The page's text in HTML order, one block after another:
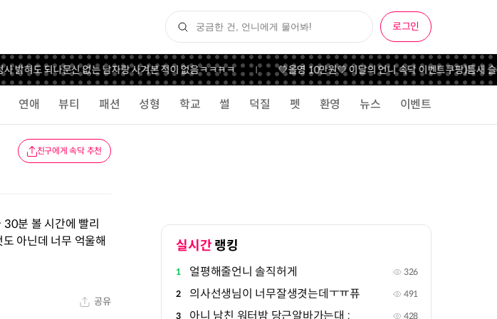
로그인
밝혀도 되나문신 없는 남자랑 사겨본 적이 없음ㅋㅋㅋㅋ 💚올영 10만원💚 이달의 언니 속닥 이벤트쿠팡)틈새 슬
연애 뷰티 패션 성형 학교 썰 덕질 펫 환영 뉴스 이벤트
친구에게 속닥 추천
분 볼 시간에 빨리
아닌데 너무 억울해
공유
실시간 랭킹
1 얼평해줄언니 솔직허게 326
2 의사선생님이 너무잘생겻는데ㅜㅠ퓨 491
3 아니 남친 워터밤 당근알바가는대 ; 428